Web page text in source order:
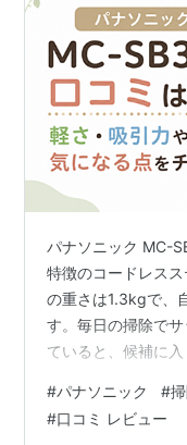
パナソニック MC-
特徴のコードレス
の重さは1.3kgで、
す。毎日の掃除で
ていると、候補に
さを評価する声が
方によっては手や
#パナソニック #
#口コミ レビュー